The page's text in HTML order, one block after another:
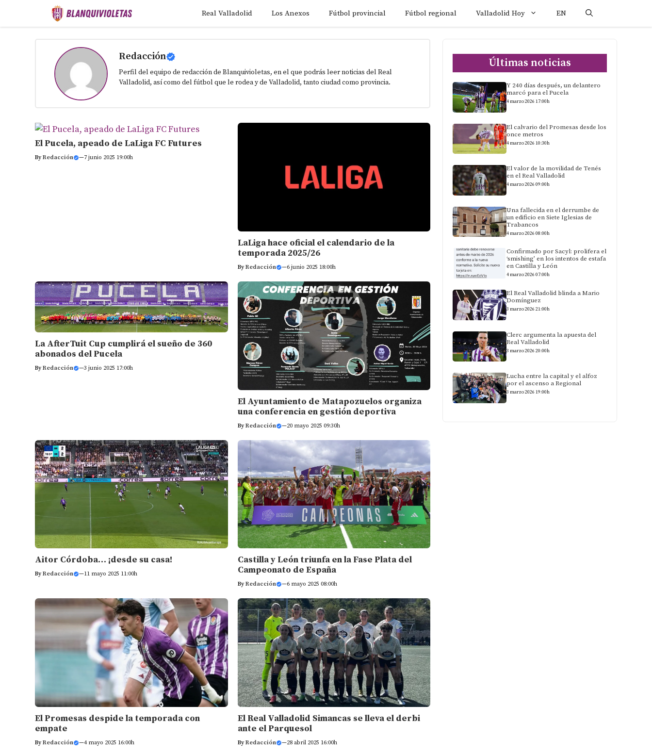
Real Valladolid Los Anexos Fútbol provincial Fútbol regional Valladolid Hoy EN
Redacción
Perfil del equipo de redacción de Blanquivioletas, en el que podrás leer noticias del Real
Valladolid, así como del fútbol que le rodea y de Valladolid, tanto ciudad como provincia.
El Pucela, apeado de LaLiga FC Futures
ByRedacción —7 junio 2025 19:00h
LaLiga hace oficial el calendario de la
temporada 2025/26
ByRedacción —6 junio 2025 18:00h
La AfterTuit Cup cumplirá el sueño de 360
abonados del Pucela
ByRedacción —3 junio 2025 17:00h
El Ayuntamiento de Matapozuelos organiza
una conferencia en gestión deportiva
ByRedacción —20 mayo 2025 09:30h
Aitor Córdoba… ¡desde su casa!
ByRedacción —11 mayo 2025 11:00h
Castilla y León triunfa en la Fase Plata del
Campeonato de España
ByRedacción —6 mayo 2025 08:00h
El Promesas despide la temporada con
empate
ByRedacción —4 mayo 2025 16:00h
El Real Valladolid Simancas se lleva el derbi
ante el Parquesol
ByRedacción —28 abril 2025 16:00h
Últimas noticias
Y 240 días después, un delantero
marcó para el Pucela
4 marzo 2026 17:00h
El calvario del Promesas desde los
once metros
4 marzo 2026 10:30h
El valor de la movilidad de Tenés
en el Real Valladolid
4 marzo 2026 09:00h
Una fallecida en el derrumbe de
un edificio en Siete Iglesias de
Trabancos
4 marzo 2026 08:00h
Confirmado por Sacyl: prolifera el
‘smishing’ en los intentos de estafa
en Castilla y León
4 marzo 2026 07:00h
El Real Valladolid blinda a Mario
Domínguez
3 marzo 2026 21:00h
Clerc argumenta la apuesta del
Real Valladolid
3 marzo 2026 20:00h
Lucha entre la capital y el alfoz
por el ascenso a Regional
3 marzo 2026 19:00h